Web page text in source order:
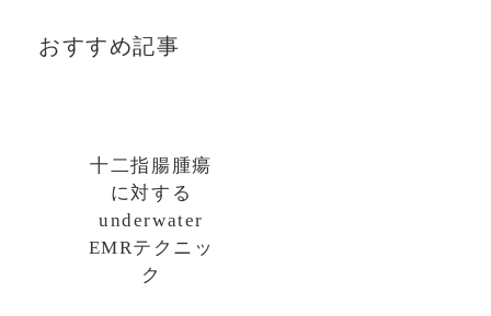
おすすめ記事
十二指腸腫瘍
に対する
underwater
EMRテクニッ
ク